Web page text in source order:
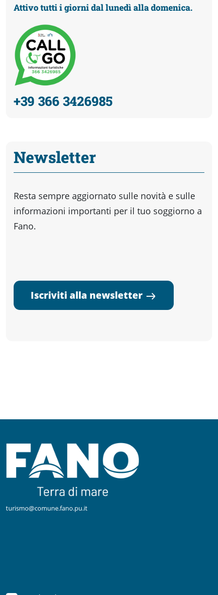
Attivo tutti i giorni dal lunedì alla domenica.
+39 366 3426985
Newsletter
Resta sempre aggiornato sulle novità e sulle
informazioni importanti per il tuo soggiorno a
Fano.
Iscriviti alla newsletter
turismo@comune.fano.pu.it